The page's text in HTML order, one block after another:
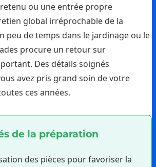
ou une entrée propre
global irréprochable de la
peu de temps dans le jardinage ou le
procure un retour sur
Des détails soignés
avez pris grand soin de votre
ces années.
de la préparation
des pièces pour favoriser la